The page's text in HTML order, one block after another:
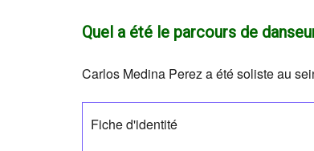
Quel a été le parcours de
Carlos Medina Perez a été soliste au
Fiche d'identité